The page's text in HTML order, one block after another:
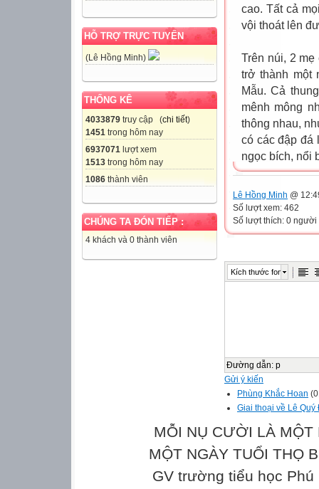
HỖ TRỢ TRỰC TUYẾN
(Lê Hồng Minh)
THỐNG KÊ
4033879 truy cập (chi tiết)
1451 trong hôm nay
6937071 lượt xem
1513 trong hôm nay
1086 thành viên
CHÚNG TA ĐÓN TIẾP :
4 khách và 0 thành viên
cao. Tất cả
vội thoát lên
Trên núi, 2
trở thành một
Mẫu. Cả
mênh mông
thông nhau,
có các đập đá
ngọc bích, nổi
Lê Hồng Minh @
Số lượt xem: 462
Số lượt thích: 0 người
Kích thước font
Đường dẫn: p
Gửi ý kiến
Phùng Khắc Hoan
Giai thoại về Lê Quý
MỖI NỤ CƯỜI LÀ MỘT
MỘT NGÀY TUỔI THỌ
GV trường tiểu học